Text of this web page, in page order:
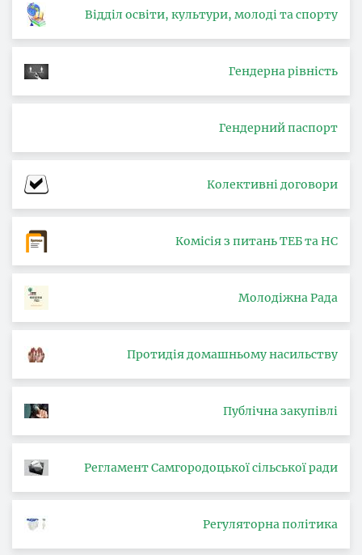
Відділ освіти, культури, молоді та спорту
Гендерна рівність
Гендерний паспорт
Колективні договори
Комісія з питань ТЕБ та НС
Молодіжна Рада
Протидія домашньому насильству
Публічна закупівлі
Регламент Самгородоцької сільської ради
Регуляторна політика